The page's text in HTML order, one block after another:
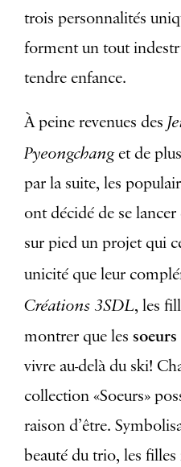
trois personnalités
forment un tout
tendre enfance.
À peine revenues des
Pyeongchanget de
par la suite, les
ont décidé de se
sur pied un projet qui
unicité que leur
Créations 3SDL, les
montrer que les
vivre au-delà du ski!
collection «Soeurs»
raison d’être.
beauté du trio, les